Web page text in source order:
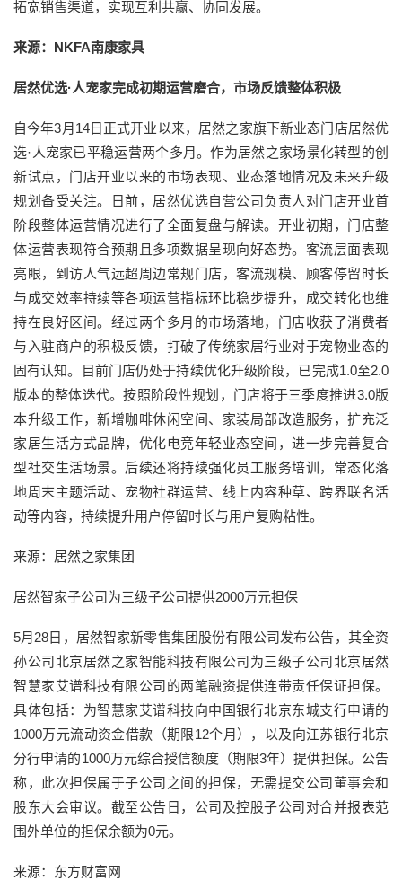
拓宽销售渠道，实现互利共赢、协同发展。
来源：NKFA南康家具
居然优选·人宠家完成初期运营磨合，市场反馈整体积极
自今年3月14日正式开业以来，居然之家旗下新业态门店居然优
选·人宠家已平稳运营两个多月。作为居然之家场景化转型的创
新试点，门店开业以来的市场表现、业态落地情况及未来升级
规划备受关注。日前，居然优选自营公司负责人对门店开业首
阶段整体运营情况进行了全面复盘与解读。开业初期，门店整
体运营表现符合预期且多项数据呈现向好态势。客流层面表现
亮眼，到访人气远超周边常规门店，客流规模、顾客停留时长
与成交效率持续等各项运营指标环比稳步提升，成交转化也维
持在良好区间。经过两个多月的市场落地，门店收获了消费者
与入驻商户的积极反馈，打破了传统家居行业对于宠物业态的
固有认知。目前门店仍处于持续优化升级阶段，已完成1.0至2.0
版本的整体迭代。按照阶段性规划，门店将于三季度推进3.0版
本升级工作，新增咖啡休闲空间、家装局部改造服务，扩充泛
家居生活方式品牌，优化电竞年轻业态空间，进一步完善复合
型社交生活场景。后续还将持续强化员工服务培训，常态化落
地周末主题活动、宠物社群运营、线上内容种草、跨界联名活
动等内容，持续提升用户停留时长与用户复购粘性。
来源：居然之家集团
居然智家子公司为三级子公司提供2000万元担保
5月28日，居然智家新零售集团股份有限公司发布公告，其全资
孙公司北京居然之家智能科技有限公司为三级子公司北京居然
智慧家艾谱科技有限公司的两笔融资提供连带责任保证担保。
具体包括：为智慧家艾谱科技向中国银行北京东城支行申请的
1000万元流动资金借款（期限12个月），以及向江苏银行北京
分行申请的1000万元综合授信额度（期限3年）提供担保。公告
称，此次担保属于子公司之间的担保，无需提交公司董事会和
股东大会审议。截至公告日，公司及控股子公司对合并报表范
围外单位的担保余额为0元。
来源：东方财富网